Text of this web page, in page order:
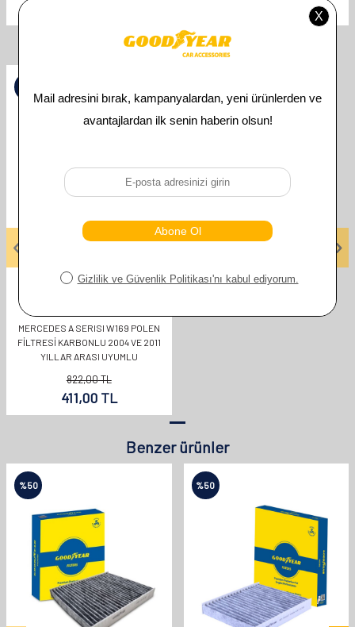
İlgili Ürünler
MERCEDES A SERISI W169 POLEN
FİLTRESİ KARBONLU 2004 VE 2011
YILLAR ARASI UYUMLU
822,00TL
411,00TL
Benzer ürünler
%50 %50